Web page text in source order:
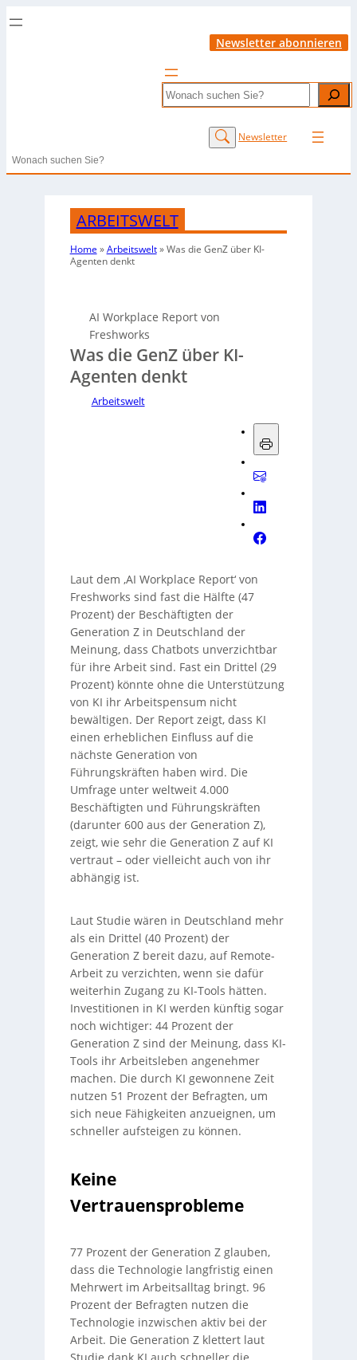
Newsletter abonnieren
Search
Newsletter
Search
ARBEITSWELT
Home »Arbeitswelt»Was die GenZ über KI-
Agenten denkt
AI Workplace Report von
Freshworks
Was die GenZ über KI-
Agenten denkt
Arbeitswelt
Laut dem ‚AI Workplace Report‘ von
Freshworks sind fast die Hälfte (47
Prozent) der Beschäftigten der
Generation Z in Deutschland der
Meinung, dass Chatbots unverzichtbar
für ihre Arbeit sind. Fast ein Drittel (29
Prozent) könnte ohne die Unterstützung
von KI ihr Arbeitspensum nicht
bewältigen. Der Report zeigt, dass KI
einen erheblichen Einfluss auf die
nächste Generation von
Führungskräften haben wird. Die
Umfrage unter weltweit 4.000
Beschäftigten und Führungskräften
(darunter 600 aus der Generation Z),
zeigt, wie sehr die Generation Z auf KI
vertraut – oder vielleicht auch von ihr
abhängig ist.
Laut Studie wären in Deutschland mehr
als ein Drittel (40 Prozent) der
Generation Z bereit dazu, auf Remote-
Arbeit zu verzichten, wenn sie dafür
weiterhin Zugang zu KI-Tools hätten.
Investitionen in KI werden künftig sogar
noch wichtiger: 44 Prozent der
Generation Z sind der Meinung, dass KI-
Tools ihr Arbeitsleben angenehmer
machen. Die durch KI gewonnene Zeit
nutzen 51 Prozent der Befragten, um
sich neue Fähigkeiten anzueignen, um
schneller aufsteigen zu können.
Keine
Vertrauensprobleme
77 Prozent der Generation Z glauben,
dass die Technologie langfristig einen
Mehrwert im Arbeitsalltag bringt. 96
Prozent der Befragten nutzen die
Technologie inzwischen aktiv bei der
Arbeit. Die Generation Z klettert laut